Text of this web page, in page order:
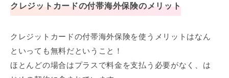
クレジットカードの付帯海外保険のメリット
クレジットカードの付帯海外保険を使うメリットはなん
といっても無料だということ！
ほとんどの場合はプラスで料金を支払う必要がなく、は